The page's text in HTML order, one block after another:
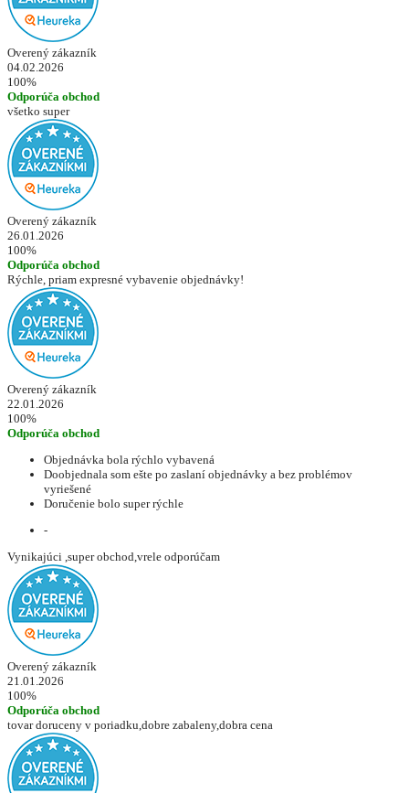
Overený zákazník
04.02.2026
100%
Odporúča obchod
všetko super
Overený zákazník
26.01.2026
100%
Odporúča obchod
Rýchle, priam expresné vybavenie objednávky!
Overený zákazník
22.01.2026
100%
Odporúča obchod
Objednávka bola rýchlo vybavená
Doobjednala som ešte po zaslaní objednávky a bez problémov
vyriešené
Doručenie bolo super rýchle
-
Vynikajúci ,super obchod,vrele odporúčam
Overený zákazník
21.01.2026
100%
Odporúča obchod
tovar doruceny v poriadku,dobre zabaleny,dobra cena